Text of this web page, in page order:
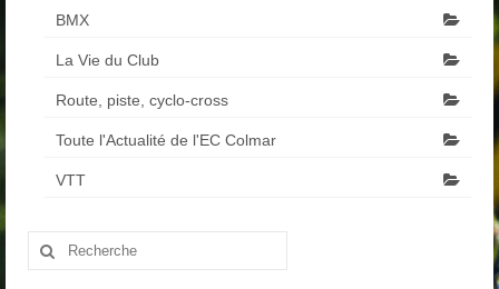
BMX
La Vie du Club
Route, piste, cyclo-cross
Toute l'Actualité de l'EC Colmar
VTT
Rechercher